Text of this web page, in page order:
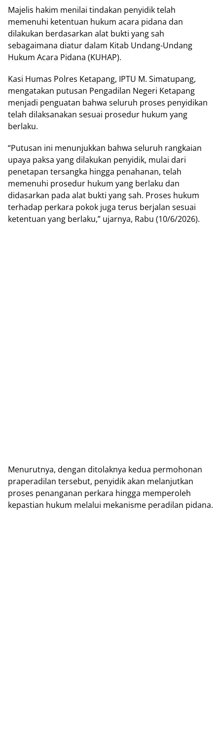
Majelis hakim menilai tindakan penyidik telah
memenuhi ketentuan hukum acara pidana dan
dilakukan berdasarkan alat bukti yang sah
sebagaimana diatur dalam Kitab Undang-Undang
Hukum Acara Pidana (KUHAP).
Kasi Humas Polres Ketapang, IPTU M. Simatupang,
mengatakan putusan Pengadilan Negeri Ketapang
menjadi penguatan bahwa seluruh proses penyidikan
telah dilaksanakan sesuai prosedur hukum yang
berlaku.
“Putusan ini menunjukkan bahwa seluruh rangkaian
upaya paksa yang dilakukan penyidik, mulai dari
penetapan tersangka hingga penahanan, telah
memenuhi prosedur hukum yang berlaku dan
didasarkan pada alat bukti yang sah. Proses hukum
terhadap perkara pokok juga terus berjalan sesuai
ketentuan yang berlaku,” ujarnya, Rabu (10/6/2026).
Menurutnya, dengan ditolaknya kedua permohonan
praperadilan tersebut, penyidik akan melanjutkan
proses penanganan perkara hingga memperoleh
kepastian hukum melalui mekanisme peradilan pidana.